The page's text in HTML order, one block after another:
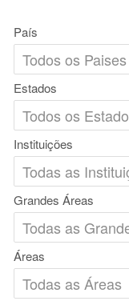
País
Estados
Instituições
Grandes Áreas
Áreas